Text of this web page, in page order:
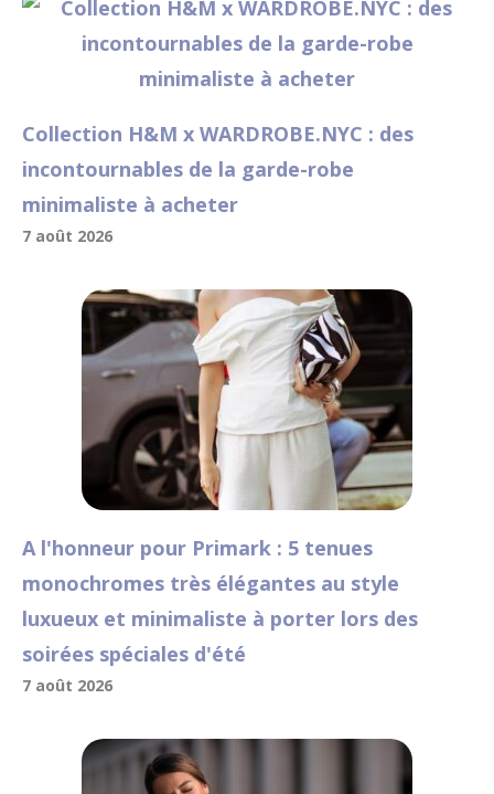
Collection H&M x WARDROBE.NYC : des
incontournables de la garde-robe
minimaliste à acheter
7 août 2026
A l'honneur pour Primark : 5 tenues
monochromes très élégantes au style
luxueux et minimaliste à porter lors des
soirées spéciales d'été
7 août 2026